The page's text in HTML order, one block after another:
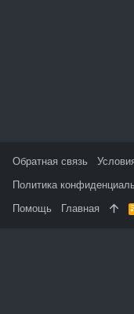
Обратная связь
Политика
Помощь
Главная